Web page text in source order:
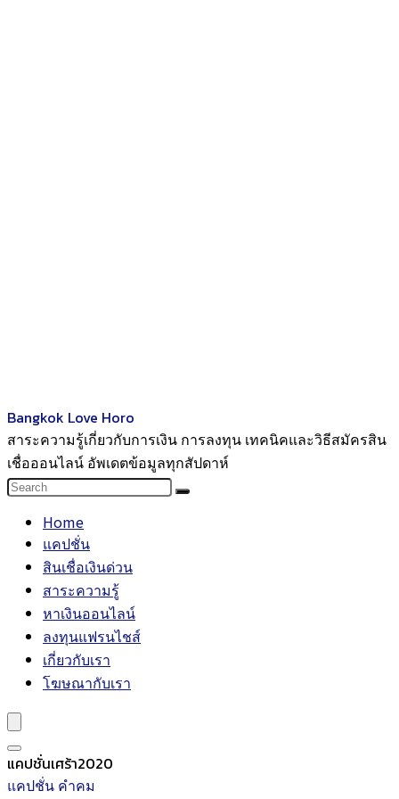
Bangkok Love Horo
สาระความรู้เกี่ยวกับการเงิน การลงทุน เทคนิคและวิธีสมัครสิน
เชื่อออนไลน์ อัพเดตข้อมูลทุกสัปดาห์
Home
แคปชั่น
สินเชื่อเงินด่วน
สาระความรู้
หาเงินออนไลน์
ลงทุนแฟรนไชส์
เกี่ยวกับเรา
โฆษณากับเรา
แคปชั่นเศร้า2020
แคปชั่น คำคม